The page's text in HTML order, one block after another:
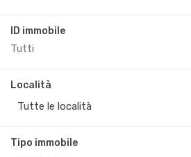
ID immobile
Località
Tutte le località
Tipo immobile